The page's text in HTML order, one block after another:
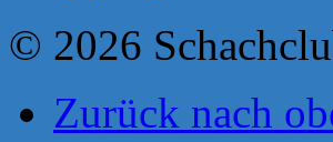
© 2026
Zurück nach